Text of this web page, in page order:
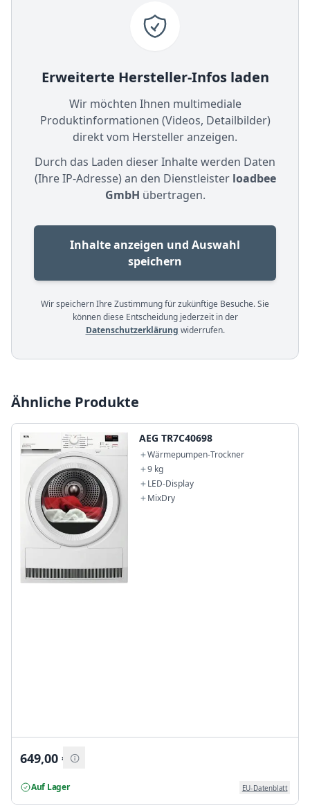
Erweiterte Hersteller-Infos laden
Wir möchten Ihnen multimediale
Produktinformationen (Videos, Detailbilder)
direkt vom Hersteller anzeigen.
Durch das Laden dieser Inhalte werden Daten
(Ihre IP-Adresse) an den Dienstleister loadbee
GmbH übertragen.
Inhalte anzeigen und Auswahl
speichern
Wir speichern Ihre Zustimmung für zukünftige Besuche. Sie
können diese Entscheidung jederzeit in der
Datenschutzerklärung widerrufen.
Ähnliche Produkte
AEG TR7C40698
Wärmepumpen-Trockner
9 kg
LED-Display
MixDry
649,00 €
Auf Lager EU-Datenblatt